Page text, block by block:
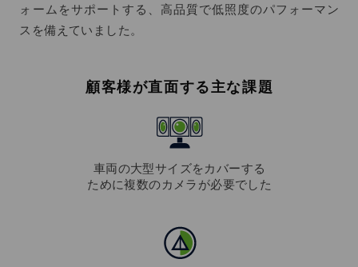
ォームをサポートする、高品質で低照度のパフォーマン
スを備えていました。
顧客様が直面する主な課題
車両の大型サイズをカバーする
ために複数のカメラが必要でした